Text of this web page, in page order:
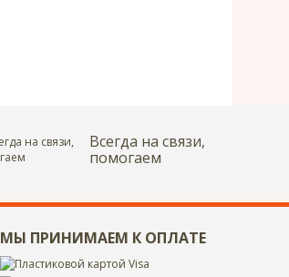
Всегда на связи,
помогаем
МЫ ПРИНИМАЕМ К ОПЛАТЕ